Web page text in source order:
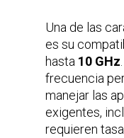
Una de las
es su
hasta 10 GHz
frecuencia
manejar las
exigentes,
requieren